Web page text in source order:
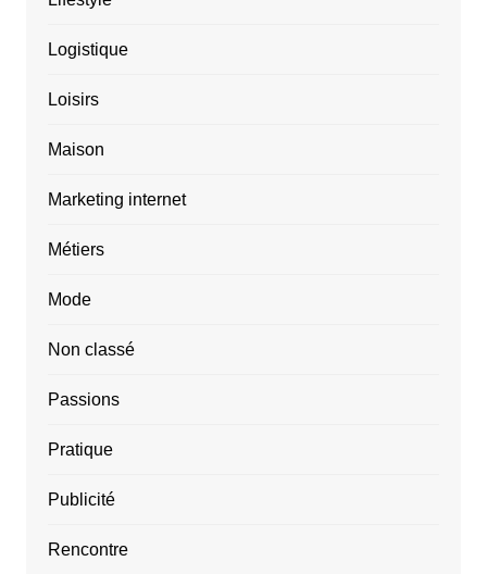
Logistique
Loisirs
Maison
Marketing internet
Métiers
Mode
Non classé
Passions
Pratique
Publicité
Rencontre